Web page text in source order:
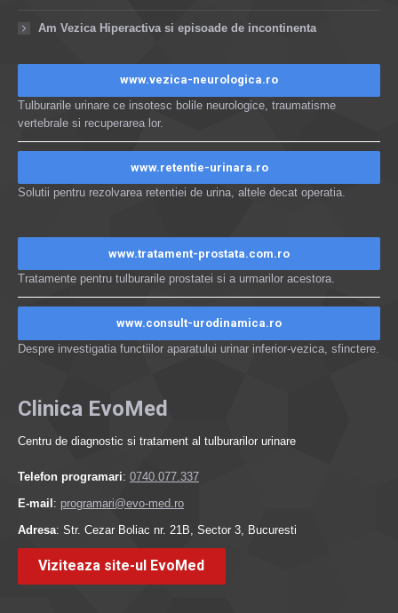
Am Vezica Hiperactiva si episoade de incontinenta
www.vezica-neurologica.ro
Tulburarile urinare ce insotesc bolile neurologice, traumatisme
vertebrale si recuperarea lor.
www.retentie-urinara.ro
Solutii pentru rezolvarea retentiei de urina, altele decat operatia.
www.tratament-prostata.com.ro
Tratamente pentru tulburarile prostatei si a urmarilor acestora.
www.consult-urodinamica.ro
Despre investigatia functiilor aparatului urinar inferior-vezica, sfinctere.
Clinica EvoMed
Centru de diagnostic si tratament al tulburarilor urinare
Telefon programari: 0740.077.337
E-mail : programari@evo-med.ro
Adresa: Str. Cezar Boliac nr. 21B, Sector 3, Bucuresti
Viziteaza site-ul EvoMed